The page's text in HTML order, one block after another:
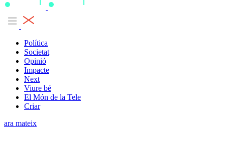
Política
Societat
Opinió
Impacte
Next
Viure bé
El Món de la Tele
Criar
ara mateix